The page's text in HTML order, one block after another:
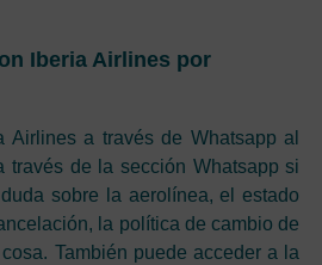
Iberia Airlines por
Airlines a través de Whatsapp al
través de la sección Whatsapp si
sobre la aerolínea, el estado
la política de cambio de
También puede acceder a la